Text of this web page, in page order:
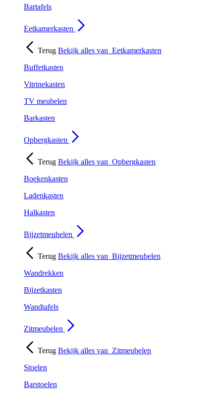
Bartafels
Eetkamerkasten
Terug Bekijk alles van Eetkamerkasten
Buffetkasten
Vitrinekasten
TV meubelen
Barkasten
Opbergkasten
Terug Bekijk alles van Opbergkasten
Boekenkasten
Ladenkasten
Halkasten
Bijzetmeubelen
Terug Bekijk alles van Bijzetmeubelen
Wandrekken
Bijzetkasten
Wandtafels
Zitmeubelen
Terug Bekijk alles van Zitmeubelen
Stoelen
Barstoelen